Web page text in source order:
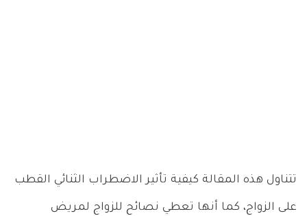
تتناول هذه المقالة كيفية تأثير الاضطراب الثنائي القطب
على الزواج، كما أنها تعطي نصائح للزواج لمريض